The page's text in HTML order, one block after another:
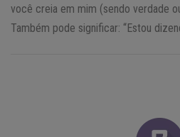
você creia em mim (sendo verdade
Também pode significar: “Estou